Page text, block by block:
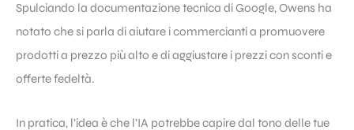
Spulciando la documentazione tecnica di Google, Owens ha
notato che si parla di aiutare i commercianti a promuovere
prodotti a prezzo più alto e di aggiustare i prezzi con sconti e
offerte fedeltà.
In pratica, l’idea è che l’IA potrebbe capire dal tono delle tue